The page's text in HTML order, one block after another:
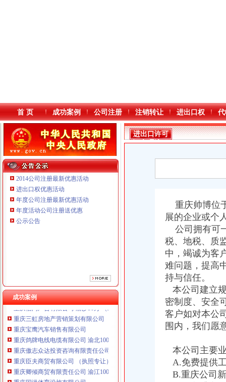
本站导航
首 页 成功案例 公司注册 注销转让 进出口权
2014公司注册最新优惠活动
进出口权优惠活动
年度公司注册最新优惠活动
年度活动公司注册送优惠
公示公告
成功案例
重庆鸽牌电线电缆有限公司 渝北10010万 (进出口权)
重庆傲志众达投资咨询有限责任公司 渝九1000万 （增资）
重庆海谛升进出口贸易有限公司 渝北100万 （进出口权）
重庆奕欣锦诚商贸有限公司 渝九50万 （工商注册）
重庆信同广告有限公司 渝沙50万 （工商注册）
重庆三虹房地产营销策划有限公司
重庆宝鹰汽车销售有限公司
重庆鸽牌电线电缆有限公司 渝北10010万 (进出口权)
重庆傲志众达投资咨询有限责任公司 渝九1000万 （增资）
重庆臣夫商贸有限公司 （执照专让）
重庆卿倾商贸有限责任公司 渝江100万 （工商注册）
重庆国洪体育设施有限公司
进出口许可
证办理流程
重庆帅博位
展的企业或个
公司拥有可
税、地税、质
中，竭诚为客
难问题，提高
持与信任。
本公司建立
密制度、安全
客户如对本公
围内，我们愿
本公司主要
A.免费提供
B.重庆公司